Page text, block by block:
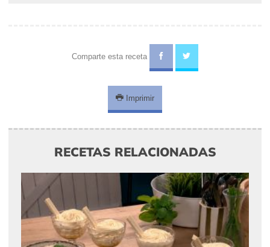
Comparte esta receta
Imprimir
RECETAS RELACIONADAS